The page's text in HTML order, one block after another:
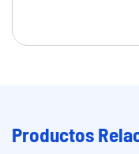
Productos